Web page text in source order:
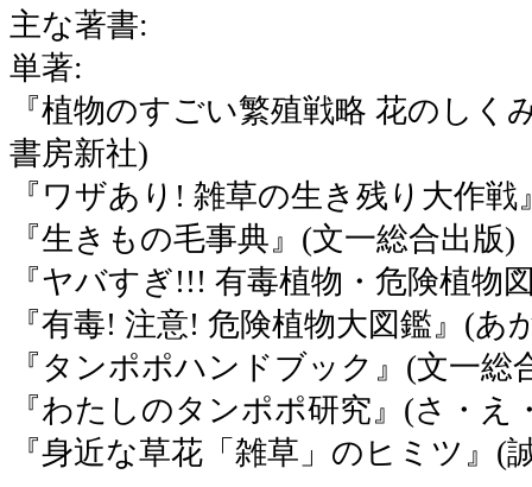
主な著書:
単著:
『植物のすごい繁殖戦略 花のしく
書房新社)
『ワザあり! 雑草の生き残り大作
『生きもの毛事典』(文一総合出版)
『ヤバすぎ!!! 有毒植物・危険植物
『有毒! 注意! 危険植物大図鑑』(
『タンポポハンドブック』(文一総
『わたしのタンポポ研究』(さ・え
『身近な草花「雑草」のヒミツ』(